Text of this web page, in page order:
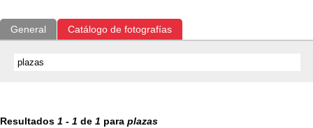
General Catálogo de fotografías
Resultados 1 - 1 de 1 para plazas